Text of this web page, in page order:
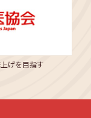
げを目指す